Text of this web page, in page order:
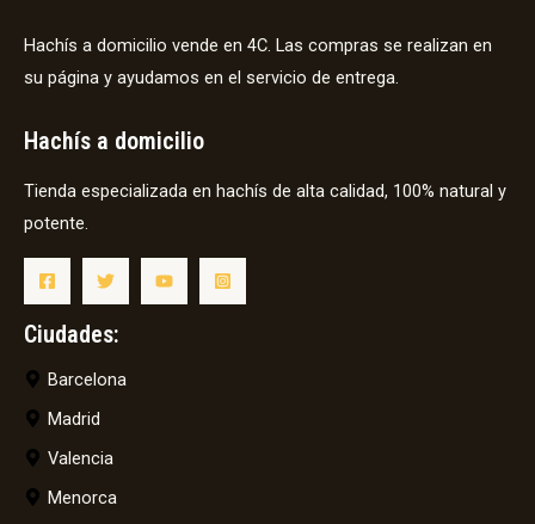
Hachís a domicilio vende en 4C. Las compras se realizan en
su página y ayudamos en el servicio de entrega.
Hachís a domicilio
Tienda especializada en hachís de alta calidad, 100% natural y
potente.
Ciudades:
Barcelona
Madrid
Valencia
Menorca